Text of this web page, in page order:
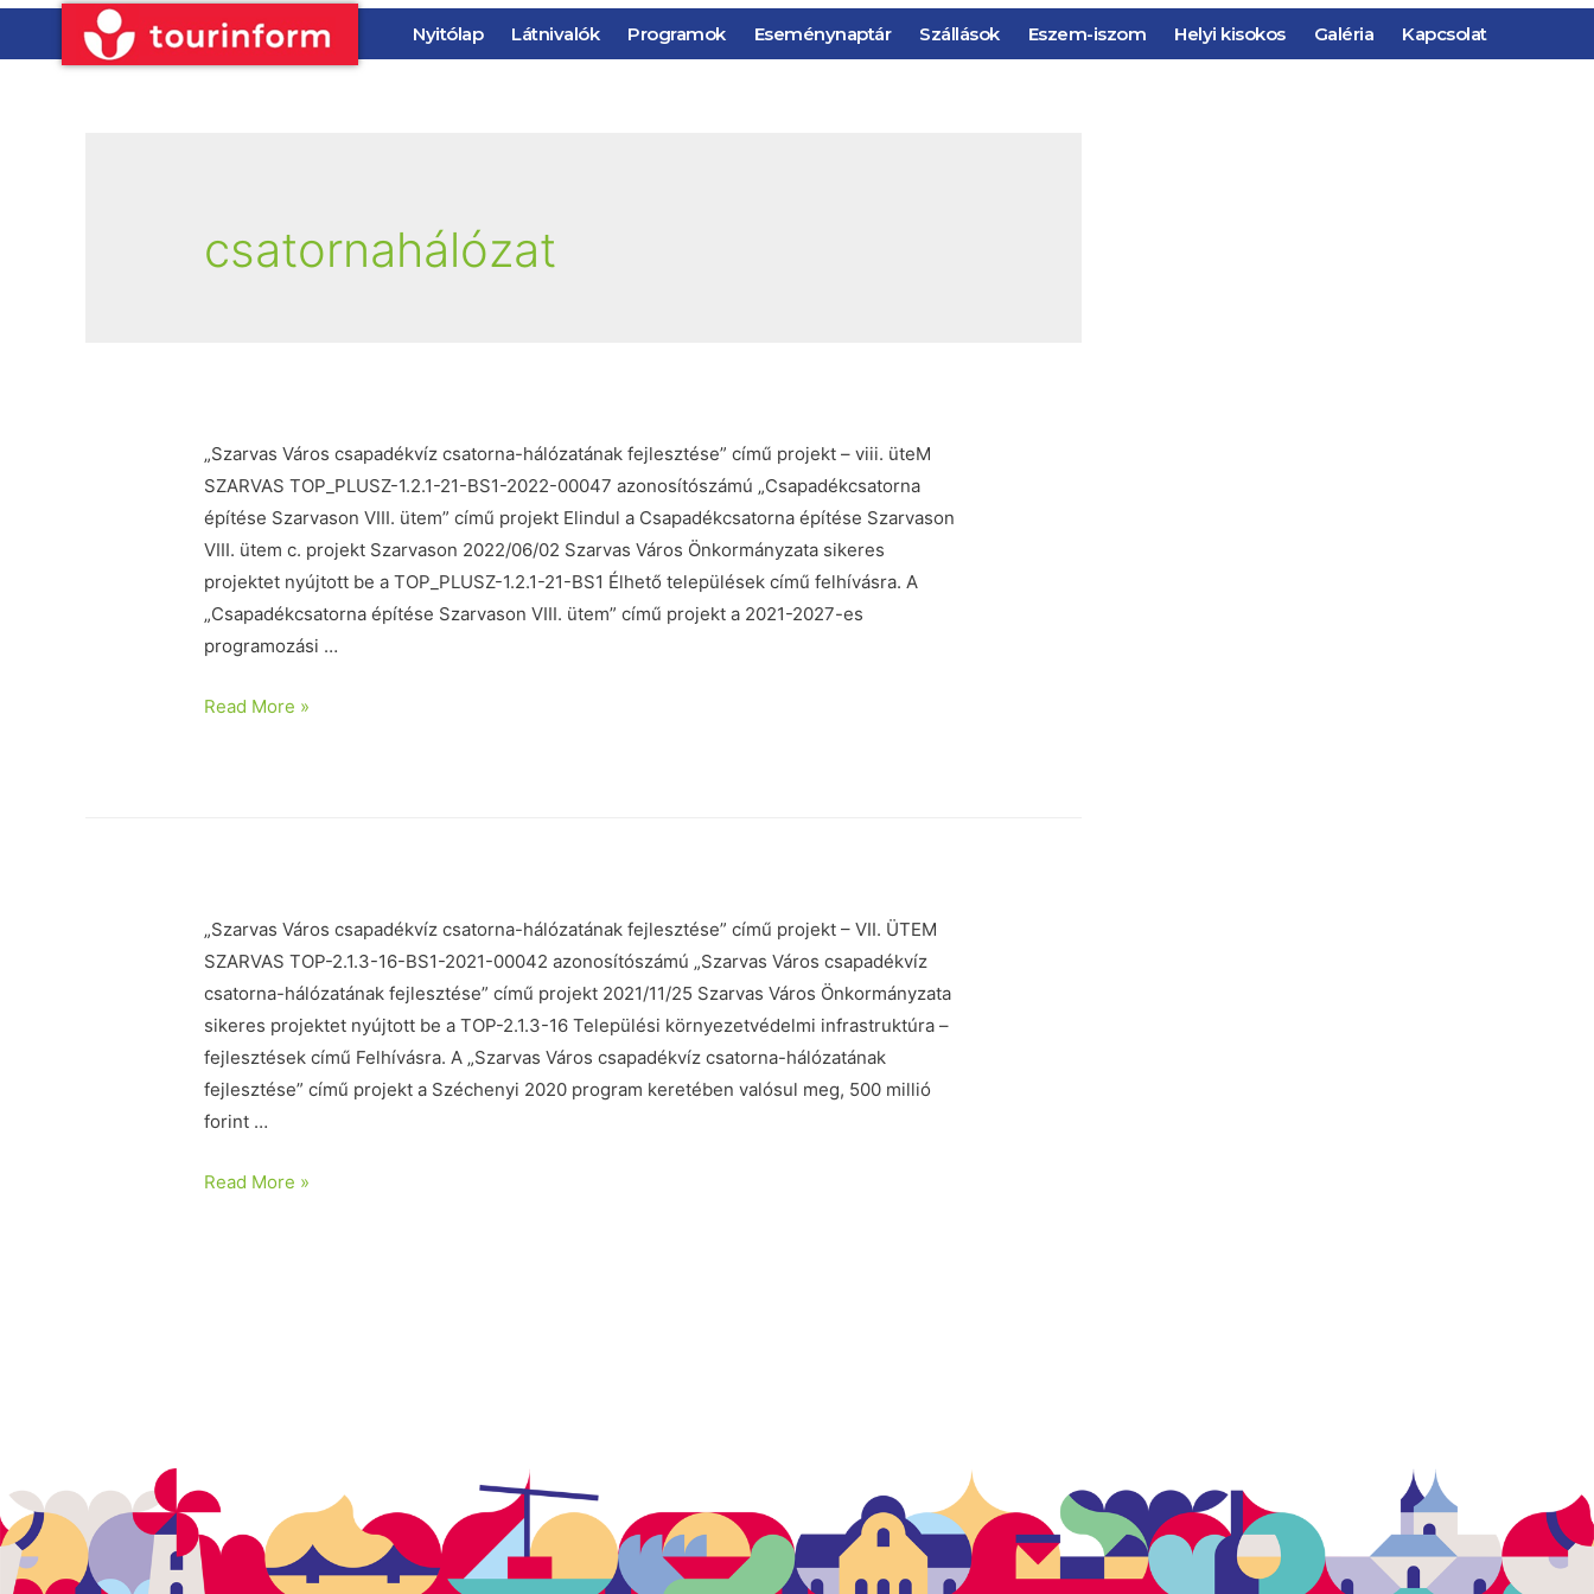
Nyitólap Látnivalók Programok Eseménynaptár Szállások Eszem-iszom Helyi kisokos Galéria Kapcsolat
csatornahálózat
„Szarvas Város csapadékvíz csatorna-hálózatának fejlesztése” című projekt – viii. üteM
SZARVAS TOP_PLUSZ-1.2.1-21-BS1-2022-00047 azonosítószámú „Csapadékcsatorna
építése Szarvason VIII. ütem” című projekt Elindul a Csapadékcsatorna építése Szarvason
VIII. ütem c. projekt Szarvason 2022/06/02 Szarvas Város Önkormányzata sikeres
projektet nyújtott be a TOP_PLUSZ-1.2.1-21-BS1 Élhető települések című felhívásra. A
„Csapadékcsatorna építése Szarvason VIII. ütem” című projekt a 2021-2027-es
programozási …
Read More »
„Szarvas Város csapadékvíz csatorna-hálózatának fejlesztése” című projekt – VII. ÜTEM
SZARVAS TOP-2.1.3-16-BS1-2021-00042 azonosítószámú „Szarvas Város csapadékvíz
csatorna-hálózatának fejlesztése” című projekt 2021/11/25 Szarvas Város Önkormányzata
sikeres projektet nyújtott be a TOP-2.1.3-16 Települési környezetvédelmi infrastruktúra –
fejlesztések című Felhívásra. A „Szarvas Város csapadékvíz csatorna-hálózatának
fejlesztése” című projekt a Széchenyi 2020 program keretében valósul meg, 500 millió
forint …
Read More »